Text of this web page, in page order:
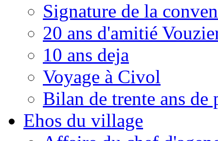
Signature de la
20 ans d'amitié
10 ans deja
Voyage à Civol
Bilan de trente ans
Ehos du village